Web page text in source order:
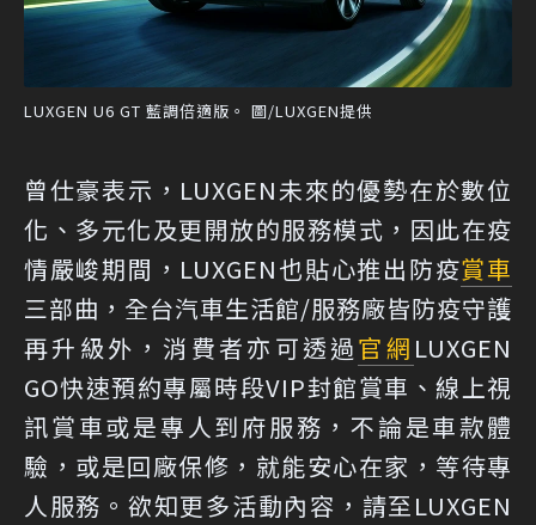
LUXGEN U6 GT 藍調倍適版。 圖/LUXGEN提供
曾仕豪表示，LUXGEN未來的優勢在於數位
化、多元化及更開放的服務模式，因此在疫
情嚴峻期間，LUXGEN也貼心推出防疫賞車
三部曲，全台汽車生活館/服務廠皆防疫守護
再升級外，消費者亦可透過官網 LUXGEN
GO快速預約專屬時段VIP封館賞車、線上視
訊賞車或是專人到府服務，不論是車款體
驗，或是回廠保修，就能安心在家，等待專
人服務。欲知更多活動內容，請至LUXGEN